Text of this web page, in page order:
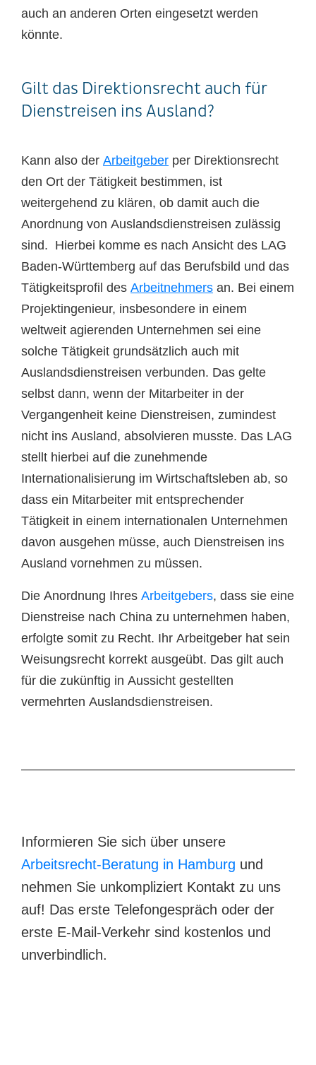
auch an anderen Orten eingesetzt werden
könnte.
Gilt das Direktionsrecht auch für
Dienstreisen ins Ausland?
Kann also der Arbeitgeber per Direktionsrecht
den Ort der Tätigkeit bestimmen, ist
weitergehend zu klären, ob damit auch die
Anordnung von Auslandsdienstreisen zulässig
sind. Hierbei komme es nach Ansicht des LAG
Baden-Württemberg auf das Berufsbild und das
Tätigkeitsprofil des Arbeitnehmers an. Bei einem
Projektingenieur, insbesondere in einem
weltweit agierenden Unternehmen sei eine
solche Tätigkeit grundsätzlich auch mit
Auslandsdienstreisen verbunden. Das gelte
selbst dann, wenn der Mitarbeiter in der
Vergangenheit keine Dienstreisen, zumindest
nicht ins Ausland, absolvieren musste. Das LAG
stellt hierbei auf die zunehmende
Internationalisierung im Wirtschaftsleben ab, so
dass ein Mitarbeiter mit entsprechender
Tätigkeit in einem internationalen Unternehmen
davon ausgehen müsse, auch Dienstreisen ins
Ausland vornehmen zu müssen.
Die Anordnung Ihres Arbeitgebers, dass sie eine
Dienstreise nach China zu unternehmen haben,
erfolgte somit zu Recht. Ihr Arbeitgeber hat sein
Weisungsrecht korrekt ausgeübt. Das gilt auch
für die zukünftig in Aussicht gestellten
vermehrten Auslandsdienstreisen.
Informieren Sie sich über unsere
Arbeitsrecht-Beratung in Hamburg und
nehmen Sie unkompliziert Kontakt zu uns
auf! Das erste Telefongespräch oder der
erste E-Mail-Verkehr sind kostenlos und
unverbindlich.